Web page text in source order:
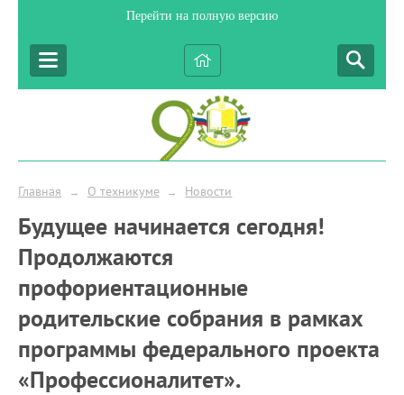
Перейти на полную версию
Главная → О техникуме → Новости
Будущее начинается сегодня!
Продолжаются
профориентационные
родительские собрания в рамках
программы федерального проекта
«Профессионалитет».